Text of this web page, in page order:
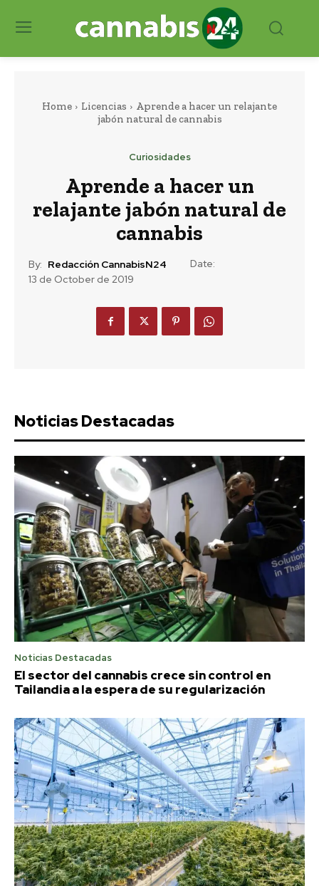
Home Licencias
Aprende a hacer un relajante
jabón natural de cannabis
Curiosidades
Aprende a hacer un
relajante jabón natural de
cannabis
By: Redacción CannabisN24
Date:
13 de October de 2019
Noticias Destacadas
Noticias Destacadas
El sector del cannabis crece sin control en
Tailandia a la espera de su regularización